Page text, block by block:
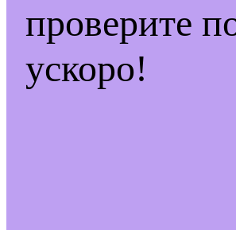
проверите
ускоро!